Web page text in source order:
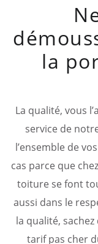
la
La qualité, vous
service de
l’ensemble de
cas parce que
toiture se font
aussi dans le
la qualité,
tarif pas cher